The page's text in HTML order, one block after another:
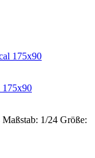
175x90
1/24 Größe: